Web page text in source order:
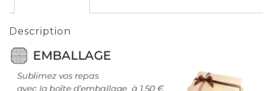
Description